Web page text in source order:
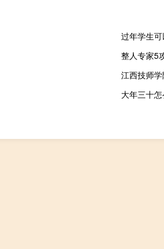
过年学生
整人专家5
江西技师
大年三十